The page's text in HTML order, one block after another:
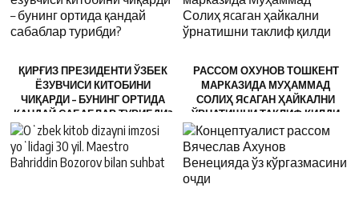
ҚИРҒИЗ ПРЕЗИДЕНТИ ЎЗБЕК
ЁЗУВЧИСИ КИТОБИНИ
ЧИҚАРДИ – БУНИНГ ОРТИДА
ҚАНДАЙ САБАБЛАР ТУРИБДИ?
РАССОМ ОХУНОВ ТОШКЕНТ
МАРКАЗИДА МУҲАММАД
СОЛИҲ ЯCАГАН ҲАЙКАЛНИ
ЎРНАТИШНИ ТАКЛИФ ҚИЛДИ